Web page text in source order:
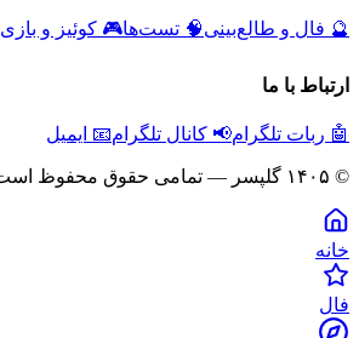
🔮 فال و طالع‌بینی🧠 تست‌ها🎮 کوئیز و بازی
ارتباط با ما
🤖 ربات تلگرام📢 کانال تلگرام📧 ایمیل
© ۱۴۰۵ گلپسر — تمامی حقوق محفوظ است
خانه
فال